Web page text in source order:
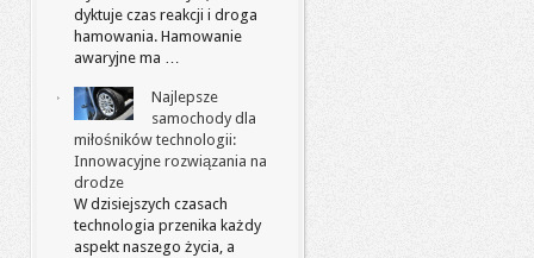
dyktuje czas reakcji i droga
hamowania. Hamowanie
awaryjne ma …
Najlepsze
samochody dla
miłośników technologii:
Innowacyjne rozwiązania na
drodze
W dzisiejszych czasach
technologia przenika każdy
aspekt naszego życia, a